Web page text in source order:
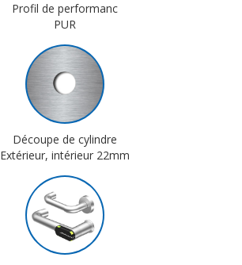
Profil de performanc
PUR
Découpe de cylindre
Extérieur, intérieur 22mm